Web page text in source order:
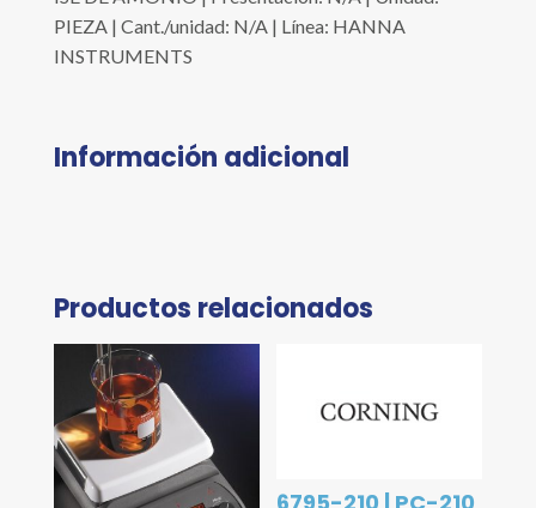
PIEZA | Cant./unidad: N/A | Línea: HANNA
INSTRUMENTS
Información adicional
Productos relacionados